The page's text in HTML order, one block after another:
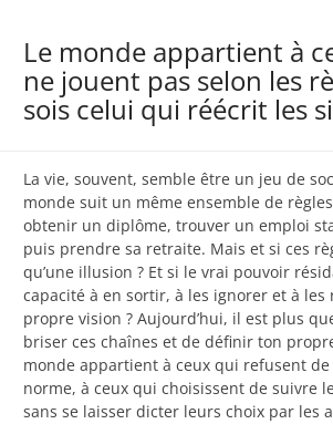
Le monde appartient à
ne jouent pas selon les
sois celui qui réécrit les
La vie, souvent, semble être un jeu de
monde suit un même ensemble de règles
obtenir un diplôme, trouver un emploi
puis prendre sa retraite. Mais et si ces
qu’une illusion ? Et si le vrai pouvoir
capacité à en sortir, à les ignorer et à les
propre vision ? Aujourd’hui, il est plus
briser ces chaînes et de définir ton
monde appartient à ceux qui refusent
norme, à ceux qui choisissent de suivre
sans se laisser dicter leurs choix par les